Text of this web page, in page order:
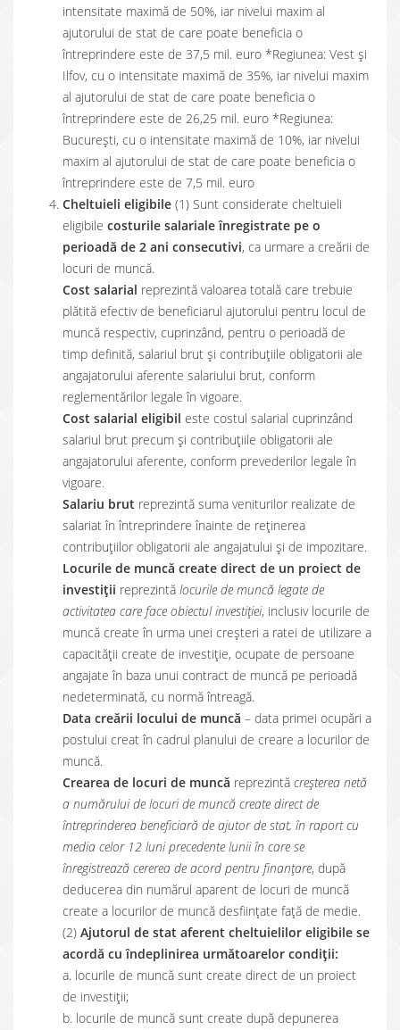
intensitate maximă de 50%, iar nivelui maxim al
ajutorului de stat de care poate beneficia o
întreprindere este de 37,5 mil. euro *Regiunea: Vest și
Ilfov, cu o intensitate maximă de 35%, iar nivelui maxim
al ajutorului de stat de care poate beneficia o
întreprindere este de 26,25 mil. euro *Regiunea:
București, cu o intensitate maximă de 10%, iar nivelui
maxim al ajutorului de stat de care poate beneficia o
întreprindere este de 7,5 mil. euro
Cheltuieli eligibile (1) Sunt considerate cheltuieli
eligibile costurile salariale înregistrate pe o
perioadă de 2 ani consecutivi, ca urmare a creării de
locuri de muncă.
Cost salarial reprezintă valoarea totală care trebuie
plătită efectiv de beneficiarul ajutorului pentru locul de
muncă respectiv, cuprinzând, pentru o perioadă de
timp definită, salariul brut și contribuțiile obligatorii ale
angajatorului aferente salariului brut, conform
reglementărilor legale în vigoare.
Cost salarial eligibil este costul salarial cuprinzând
salariul brut precum și contribuțiile obligatorii ale
angajatorului aferente, conform prevederilor legale în
vigoare.
Salariu brut reprezintă suma veniturilor realizate de
salariat în întreprindere înainte de reținerea
contribuțiilor obligatorii ale angajatului și de impozitare.
Locurile de muncă create direct de un proiect de
investiții reprezintă locurile de muncă legate de
activitatea care face obiectul investiției, inclusiv locurile de
muncă create în urma unei creșteri a ratei de utilizare a
capacității create de investiție, ocupate de persoane
angajate în baza unui contract de muncă pe perioadă
nedeterminată, cu normă întreagă.
Data creării locului de muncă – data primei ocupări a
postului creat în cadrul planului de creare a locurilor de
muncă.
Crearea de locuri de muncă reprezintă creșterea netă
a numărului de locuri de muncă create direct de
întreprinderea beneficiară de ajutor de stat, în raport cu
media celor 12 luni precedente lunii în care se
înregistrează cererea de acord pentru finanţare, după
deducerea din numărul aparent de locuri de muncă
create a locurilor de muncă desfiinţate faţă de medie.
(2) Ajutorul de stat aferent cheltuielilor eligibile se
acordă cu îndeplinirea următoarelor condiții:
a. locurile de muncă sunt create direct de un proiect
de investiţii;
b. locurile de muncă sunt create după depunerea